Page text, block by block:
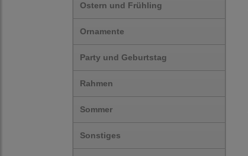
Ostern und Frühling
Ornamente
Party und Geburtstag
Rahmen
Sommer
Sonstiges